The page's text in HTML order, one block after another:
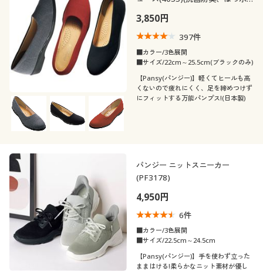
3,850円
397件
■カラー/3色展開
■サイズ/22cm～25.5cm(ブラックのみ)
【Pansy(パンジー)】軽くてヒールも高
くないので疲れにくく、足を締めつけず
にフィットする万能パンプス!(日本製)
パンジー ニットスニーカー
(PF3178)
4,950円
6件
■カラー/3色展開
■サイズ/22.5cm～24.5cm
【Pansy(パンジー)】手を使わず立った
ままはける!柔らかなニット素材が優し